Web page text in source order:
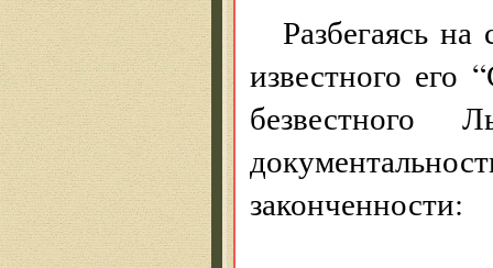
Разбегаясь
известного его
безвестного
законченности: